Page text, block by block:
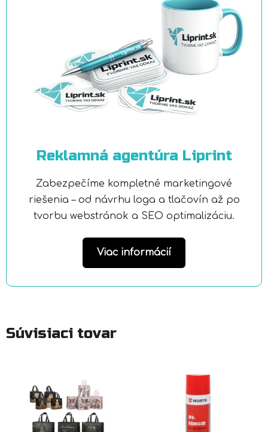
Reklamná agentúra Liprint
Zabezpečíme kompletné marketingové
riešenia – od návrhu loga a tlačovín až po
tvorbu webstránok a SEO optimalizáciu.
Viac informácií
Súvisiaci tovar